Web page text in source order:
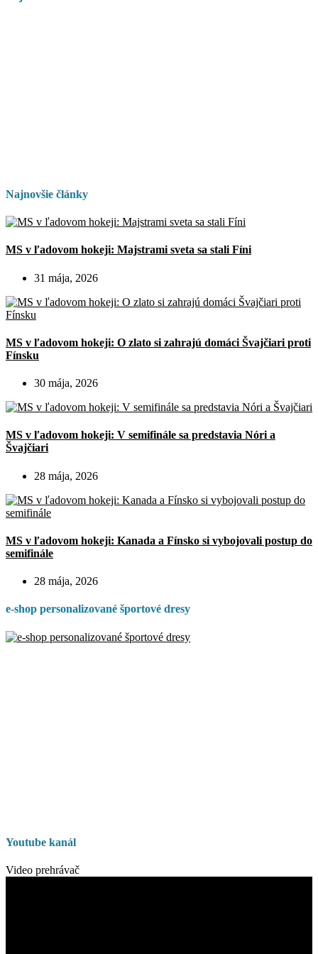
Najnovšie články
MS v ľadovom hokeji: Majstrami sveta sa stali Fíni
31 mája, 2026
MS v ľadovom hokeji: O zlato si zahrajú domáci Švajčiari proti
Fínsku
30 mája, 2026
MS v ľadovom hokeji: V semifinále sa predstavia Nóri a
Švajčiari
28 mája, 2026
MS v ľadovom hokeji: Kanada a Fínsko si vybojovali postup do
semifinále
28 mája, 2026
e-shop personalizované športové dresy
Youtube kanál
Video prehrávač